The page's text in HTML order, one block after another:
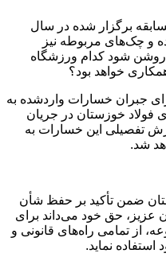
برگزار شده در سال
و چک‌های مربوطه نیز
شود کدام ورزشگاه
خواهد بود؟
جبران خسارات واردشده به
فولاد خوزستان در جریان
تفصیلی این خسارات به
شد.
ضمن تأکید بر حفظ شأن
عزیز، حق خود می‌داند برای
از تمامی راه‌های قانونی و
نماید.